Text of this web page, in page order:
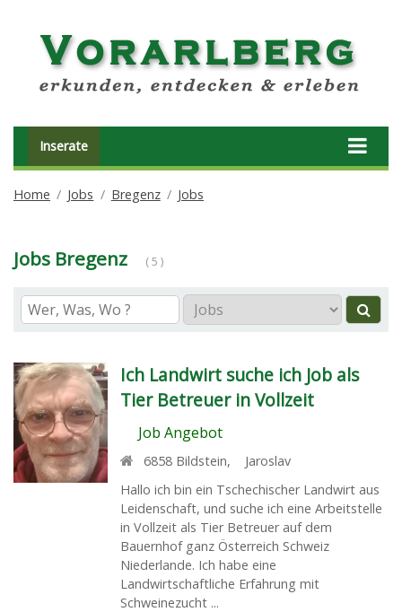
Inserate
Home Jobs Bregenz Jobs
Jobs Bregenz ( 5 )
Ich Landwirt suche ich Job als
Tier Betreuer in Vollzeit
Job Angebot
6858 Bildstein,
Jaroslav
Hallo ich bin ein Tschechischer Landwirt aus
Leidenschaft, und suche ich eine Arbeitstelle
in Vollzeit als Tier Betreuer auf dem
Bauernhof ganz Österreich Schweiz
Niederlande. Ich habe eine
Landwirtschaftliche Erfahrung mit
Schweinezucht ...